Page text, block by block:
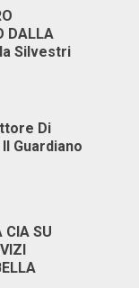
DALLA
Silvestri
Di
Guardiano
CIA SU